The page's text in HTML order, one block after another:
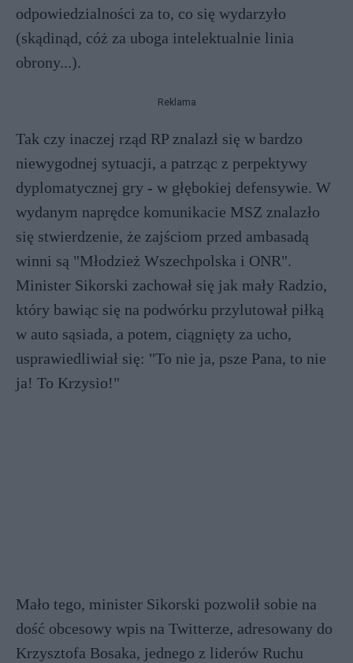
odpowiedzialności za to, co się wydarzyło
(skądinąd, cóż za uboga intelektualnie linia
obrony...).
Reklama
Tak czy inaczej rząd RP znalazł się w bardzo
niewygodnej sytuacji, a patrząc z perpektywy
dyplomatycznej gry - w głębokiej defensywie. W
wydanym naprędce komunikacie MSZ znalazło
się stwierdzenie, że zajściom przed ambasadą
winni są "Młodzież Wszechpolska i ONR".
Minister Sikorski zachował się jak mały Radzio,
który bawiąc się na podwórku przylutował piłką
w auto sąsiada, a potem, ciągnięty za ucho,
usprawiedliwiał się: "To nie ja, psze Pana, to nie
ja! To Krzysio!"
Mało tego, minister Sikorski pozwolił sobie na
dość obcesowy wpis na Twitterze, adresowany do
Krzysztofa Bosaka, jednego z liderów Ruchu